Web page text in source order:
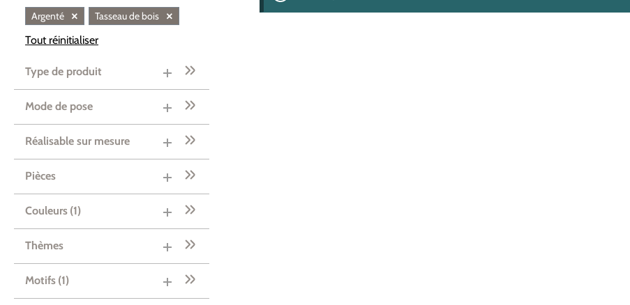
Argenté × Tasseau de bois ×
Tout réinitialiser
Type de produit
Mode de pose
Réalisable sur mesure
Pièces
Couleurs (1)
Thèmes
Motifs (1)